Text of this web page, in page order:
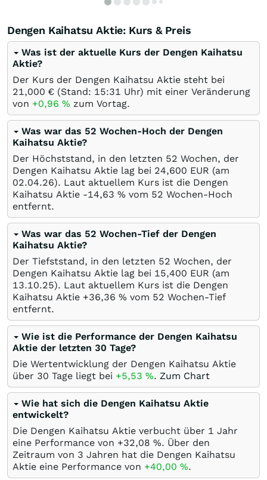
Dengen Kaihatsu Aktie: Kurs & Preis
Was ist der aktuelle Kurs der Dengen Kaihatsu
Aktie?
Der Kurs der Dengen Kaihatsu Aktie steht bei
21,000 € (Stand: 15:31 Uhr) mit einer Veränderung
von +0,96 % zum Vortag.
Was war das 52 Wochen-Hoch der Dengen
Kaihatsu Aktie?
Der Höchststand, in den letzten 52 Wochen, der
Dengen Kaihatsu Aktie lag bei 24,600 EUR (am
02.04.26). Laut aktuellem Kurs ist die Dengen
Kaihatsu Aktie -14,63 % vom 52 Wochen-Hoch
entfernt.
Was war das 52 Wochen-Tief der Dengen
Kaihatsu Aktie?
Der Tiefststand, in den letzten 52 Wochen, der
Dengen Kaihatsu Aktie lag bei 15,400 EUR (am
13.10.25). Laut aktuellem Kurs ist die Dengen
Kaihatsu Aktie +36,36 % vom 52 Wochen-Tief
entfernt.
Wie ist die Performance der Dengen Kaihatsu
Aktie der letzten 30 Tage?
Die Wertentwicklung der Dengen Kaihatsu Aktie
über 30 Tage liegt bei +5,53 %. Zum Chart
Wie hat sich die Dengen Kaihatsu Aktie
entwickelt?
Die Dengen Kaihatsu Aktie verbucht über 1 Jahr
eine Performance von +32,08 %. Über den
Zeitraum von 3 Jahren hat die Dengen Kaihatsu
Aktie eine Performance von +40,00 %.